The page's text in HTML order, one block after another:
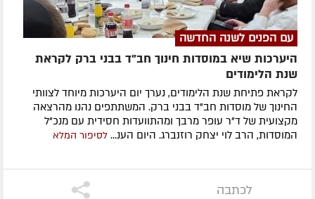
עם הפנים לשנה החדשה
היערכות שיא במוסדות חינוך חב"ד בבני ברק לקראת
שנת הלימודים
לקראת פתיחת שנת הלימודים, נערך יום היערכות מיוחד לצוותי
החינוך של מוסדות חב"ד בבני ברק. המשתתפים נהנו מהרצאה
מקצועית של ד"ר עופר מרבך ומהתוועדות חסידית עם מנכ"ל
המוסדות, הרב לוי יצחק רוזנברג. היום הענ... לסיפור המלא
לכתבה